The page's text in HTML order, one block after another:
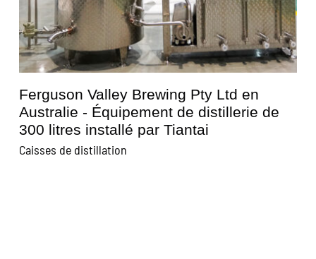
Ferguson Valley Brewing Pty Ltd en
Australie - Équipement de distillerie de
300 litres installé par Tiantai
Caisses de distillation